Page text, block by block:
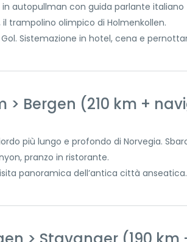
autopullman con guida parlante italiano
il trampolino olimpico di Holmenkollen.
Sistemazione in hotel, cena e
> Bergen (210 km +
più lungo e profondo di Norvegia.
pranzo in ristorante.
panoramica dell’antica città